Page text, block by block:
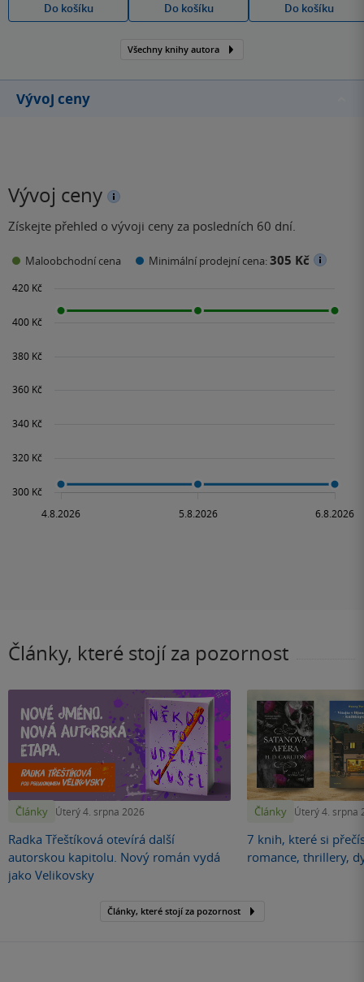
Do košíku
Do košíku
Do košíku
Všechny knihy autora
Vývoj ceny
Vývoj ceny
Získejte přehled o vývoji ceny za posledních 60 dní.
Maloobchodní cena Minimální prodejní cena:305 Kč
Články, které stojí za pozornost
Články Úterý 4. srpna 2026
Radka Třeštíková otevírá další
autorskou kapitolu. Nový román vydá
jako Velikovsky
Články Úterý 4. srpna
7 knih, které si
romance, thrillery,
Články, které stojí za pozornost